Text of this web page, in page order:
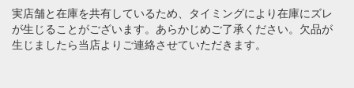
実店舗と在庫を共有しているため、タイミングにより在庫にズレ
が生じることがございます。あらかじめご了承ください。欠品が
生じましたら当店よりご連絡させていただきます。